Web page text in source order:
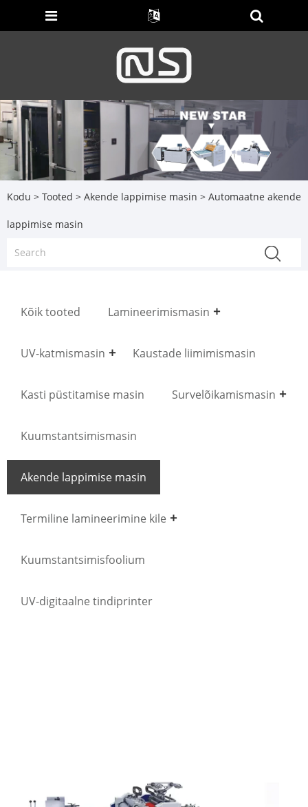
Kodu > Tooted > Akende lappimise masin > Automaatne akende
lappimise masin
Kõik tooted Lamineerimismasin
UV-katmismasin Kaustade liimimismasin
Kasti püstitamise masin Survelõikamismasin
Kuumstantsimismasin
Akende lappimise masin
Termiline lamineerimine kile
Kuumstantsimisfoolium
UV-digitaalne tindiprinter